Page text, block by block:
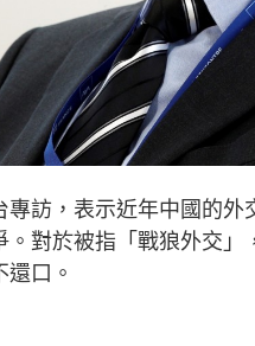
訪，表示近年中國的
對於被指「戰狼外交
口。